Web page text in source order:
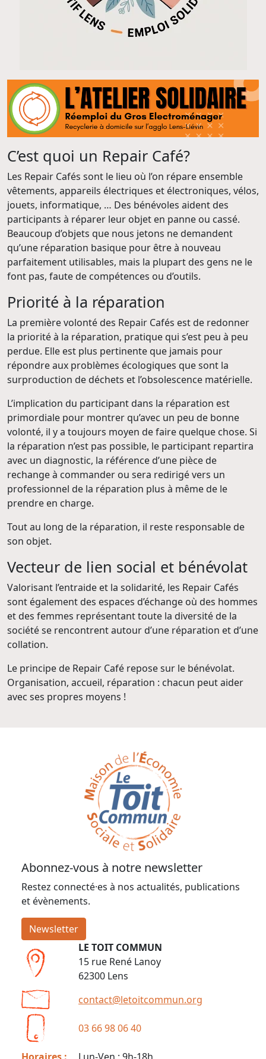
C’est quoi un Repair Café?
Les Repair Cafés sont le lieu où l’on répare ensemble
vêtements, appareils électriques et électroniques, vélos,
jouets, informatique, … Des bénévoles aident des
participants à réparer leur objet en panne ou cassé.
Beaucoup d’objets que nous jetons ne demandent
qu’une réparation basique pour être à nouveau
parfaitement utilisables, mais la plupart des gens ne le
font pas, faute de compétences ou d’outils.
Priorité à la réparation
La première volonté des Repair Cafés est de redonner
la priorité à la réparation, pratique qui s’est peu à peu
perdue. Elle est plus pertinente que jamais pour
répondre aux problèmes écologiques que sont la
surproduction de déchets et l’obsolescence matérielle.
L’implication du participant dans la réparation est
primordiale pour montrer qu’avec un peu de bonne
volonté, il y a toujours moyen de faire quelque chose. Si
la réparation n’est pas possible, le participant repartira
avec un diagnostic, la référence d’une pièce de
rechange à commander ou sera redirigé vers un
professionnel de la réparation plus à même de le
prendre en charge.
Tout au long de la réparation, il reste responsable de
son objet.
Vecteur de lien social et bénévolat
Valorisant l’entraide et la solidarité, les Repair Cafés
sont également des espaces d’échange où des hommes
et des femmes représentant toute la diversité de la
société se rencontrent autour d’une réparation et d’une
collation.
Le principe de Repair Café repose sur le bénévolat.
Organisation, accueil, réparation : chacun peut aider
avec ses propres moyens !
Abonnez-vous à notre newsletter
Restez connecté·es à nos actualités, publications
et évènements.
Newsletter
LE TOIT COMMUN
15 rue René Lanoy
62300 Lens
contact@letoitcommun.org
03 66 98 06 40